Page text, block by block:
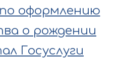
оформлению
о рождении
Госуслуги